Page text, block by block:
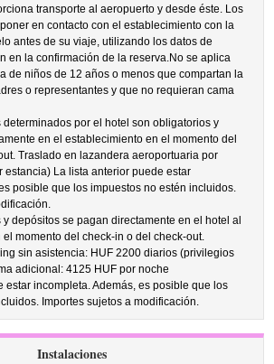
transporte al aeropuerto y desde éste. Los
en contacto con el establecimiento con la
antes de su viaje, utilizando los datos de
en la confirmación de la reserva.No se aplica
de niños de 12 años o menos que compartan la
o representantes y que no requieran cama
determinados por el hotel son obligatorios y
en el establecimiento en el momento del
Traslado en lazandera aeroportuaria por
estancia) La lista anterior puede estar
posible que los impuestos no estén incluidos.
depósitos se pagan directamente en el hotel al
momento del check-in o del check-out.
sin asistencia: HUF 2200 diarios (privilegios
adicional: 4125 HUF por noche
estar incompleta. Además, es posible que los
Importes sujetos a modificación.
Instalaciones